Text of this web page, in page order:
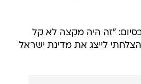
"זה היה מקצה לא קל
לייצג את מדינת ישראל